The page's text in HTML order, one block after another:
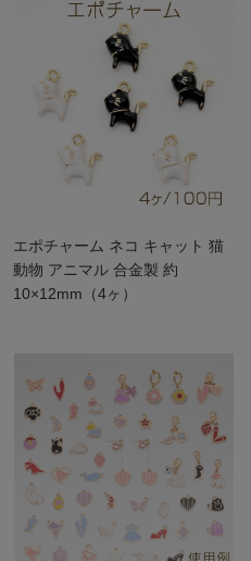
エポチャーム ネコ キャット 猫
動物 アニマル 合金製 約
10×12mm（4ヶ）